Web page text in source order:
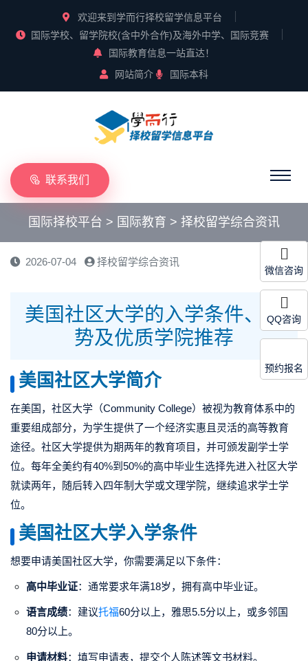
欢迎来到学而行择校留学信息平台
国际学校、留学院校(含中外合作)及海外中学、国际竞赛
国际教育信息一站直达！
网站简介
国际本科
联系我们
国际择校平台 > 国际教育 > 择校留学综合资讯
2026-07-04 择校留学综合资讯
美国社区大学的入学条件、优
势及优质学院推荐
美国社区大学简介
在美国，社区大学（Community College）被视为教育体系中的
重要组成部分，为学生提供了一个经济实惠且灵活的高等教育
途径。社区大学提供为期两年的教育项目，并可颁发副学士学
位。每年全美约有40%到50%的高中毕业生选择先进入社区大学
就读两年，随后转入四年制大学或文理学院，继续追求学士学
位。
美国社区大学入学条件
想要申请美国社区大学，你需要满足以下条件：
高中毕业证：通常要求年满18岁，拥有高中毕业证。
语言成绩：建议托福60分以上，雅思5.5分以上，或多邻国
80分以上。
申请材料：填写申请表，提交个人陈述等文书材料。
微信咨询
QQ咨询
预约报名